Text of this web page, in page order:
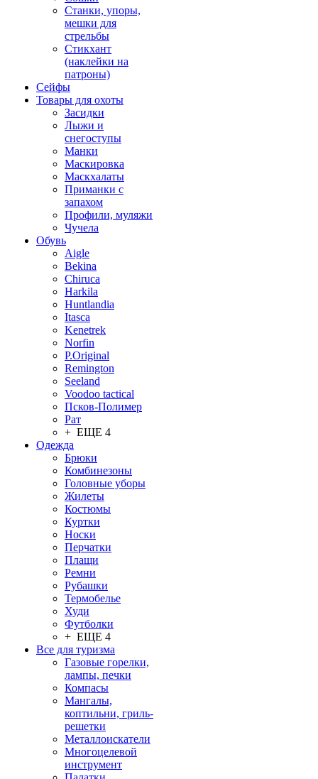
Станки, упоры,
мешки для
стрельбы
Стикхант
(наклейки на
патроны)
Сейфы
Товары для охоты
Засидки
Лыжи и
снегоступы
Манки
Маскировка
Маскхалаты
Приманки с
запахом
Профили, муляжи
Чучела
Обувь
Aigle
Bekina
Chiruсa
Harkila
Huntlandia
Itasca
Kenetrek
Norfin
P.Original
Remington
Seeland
Voodoo tactical
Псков-Полимер
Рат
+ ЕЩЕ 4
Одежда
Брюки
Комбинезоны
Головные уборы
Жилеты
Костюмы
Куртки
Носки
Перчатки
Плащи
Ремни
Рубашки
Термобелье
Худи
Футболки
+ ЕЩЕ 4
Все для туризма
Газовые горелки,
лампы, печки
Компасы
Мангалы,
коптильни, гриль-
решетки
Металлоискатели
Многоцелевой
инструмент